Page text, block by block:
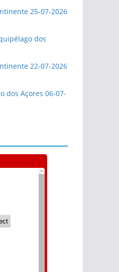
25-07-2026
dos
22-07-2026
dos Açores 06-07-